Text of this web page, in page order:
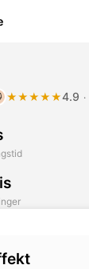
★★★★★4.9 ·